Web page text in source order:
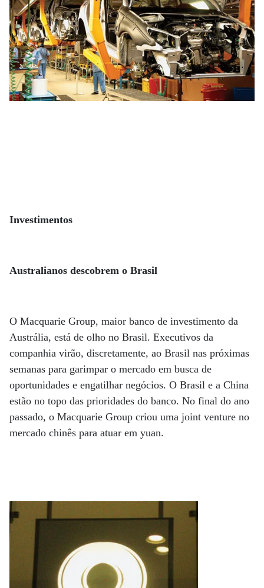
Investimentos
Australianos descobrem o Brasil
O Macquarie Group, maior banco de investimento da
Austrália, está de olho no Brasil. Executivos da
companhia virão, discretamente, ao Brasil nas próximas
semanas para garimpar o mercado em busca de
oportunidades e engatilhar negócios. O Brasil e a China
estão no topo das prioridades do banco. No final do ano
passado, o Macquarie Group criou uma joint venture no
mercado chinês para atuar em yuan.